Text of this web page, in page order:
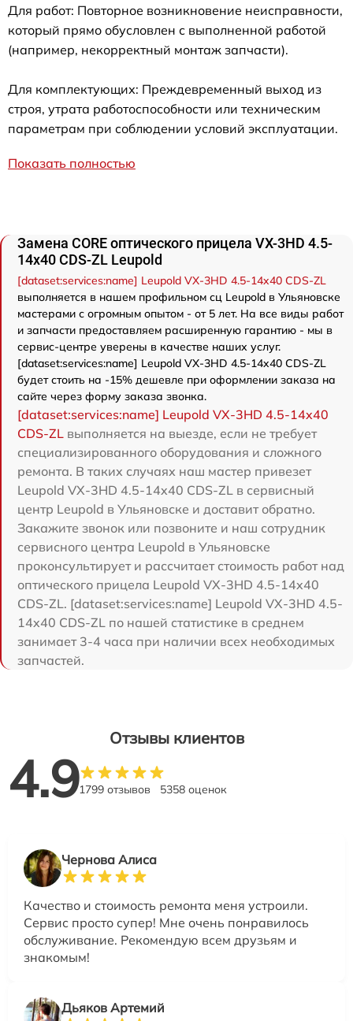
Для работ: Повторное возникновение неисправности,
который прямо обусловлен с выполненной работой
(например, некорректный монтаж запчасти).
Для комплектующих: Преждевременный выход из
строя, утрата работоспособности или техническим
параметрам при соблюдении условий эксплуатации.
Показать полностью
Замена CORE оптического прицела VX-3HD 4.5-
14x40 CDS-ZL Leupold
[dataset:services:name] Leupold VX-3HD 4.5-14x40 CDS-ZL
выполняется в нашем профильном сц Leupold в Ульяновске
мастерами с огромным опытом - от 5 лет. На все виды работ
и запчасти предоставляем расширенную гарантию - мы в
сервис-центре уверены в качестве наших услуг.
[dataset:services:name] Leupold VX-3HD 4.5-14x40 CDS-ZL
будет стоить на -15% дешевле при оформлении заказа на
сайте через форму заказа звонка.
[dataset:services:name] Leupold VX-3HD 4.5-14x40
CDS-ZL выполняется на выезде, если не требует
специализированного оборудования и сложного
ремонта. В таких случаях наш мастер привезет
Leupold VX-3HD 4.5-14x40 CDS-ZL в сервисный
центр Leupold в Ульяновске и доставит обратно.
Закажите звонок или позвоните и наш сотрудник
сервисного центра Leupold в Ульяновске
проконсультирует и рассчитает стоимость работ над
оптического прицела Leupold VX-3HD 4.5-14x40
CDS-ZL. [dataset:services:name] Leupold VX-3HD 4.5-
14x40 CDS-ZL по нашей статистике в среднем
занимает 3-4 часа при наличии всех необходимых
запчастей.
Отзывы клиентов
4.91799 отзывов 5358 оценок
Чернова Алиса
Качество и стоимость ремонта меня устроили.
Сервис просто супер! Мне очень понравилось
обслуживание. Рекомендую всем друзьям и
знакомым!
Дьяков Артемий